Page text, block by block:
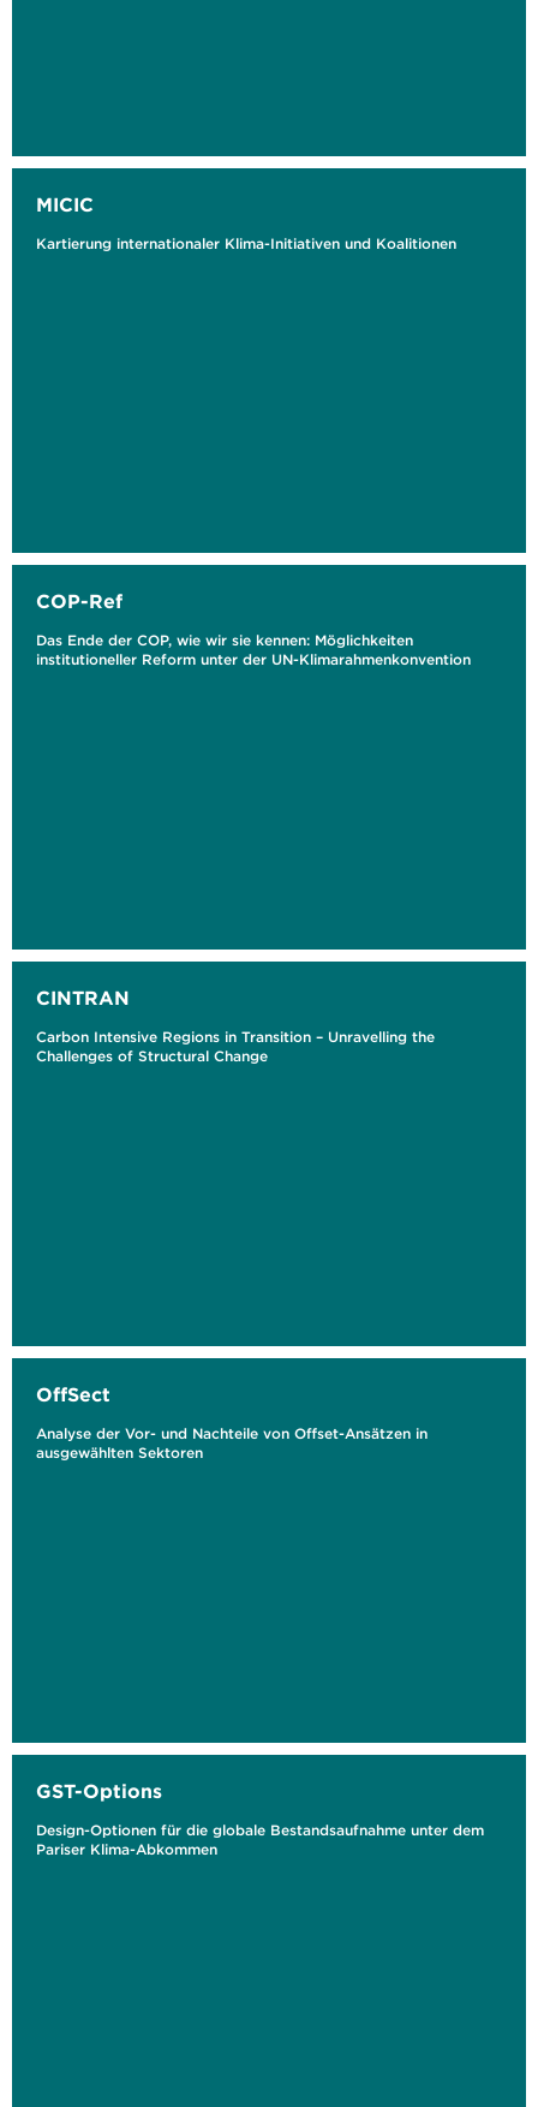
MICIC
Kartierung internationaler Klima-Initiativen und Koalitionen
COP-Ref
Das Ende der COP, wie wir sie kennen: Möglichkeiten
institutioneller Reform unter der UN-Klimarahmenkonvention
CINTRAN
Carbon Intensive Regions in Transition – Unravelling the
Challenges of Structural Change
OffSect
Analyse der Vor- und Nachteile von Offset-Ansätzen in
ausgewählten Sektoren
GST-Options
Design-Optionen für die globale Bestandsaufnahme unter dem
Pariser Klima-Abkommen